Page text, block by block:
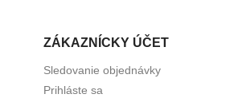
ZÁKAZNÍCKY ÚČET
Sledovanie objednávky
Prihláste sa